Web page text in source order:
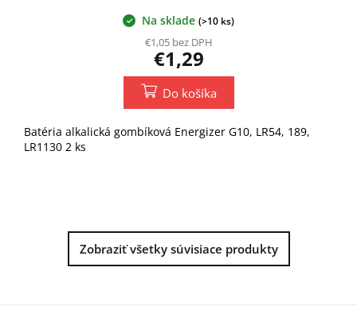
Na sklade (>10 ks)
€1,05 bez DPH
€1,29
Do košíka
Batéria alkalická gombíková Energizer G10, LR54, 189,
LR1130 2 ks
Zobraziť všetky súvisiace produkty